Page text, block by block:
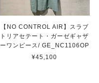
【NO CONTROL AIR】スラブ
トリアセテート・ガーゼギャザ
ーワンピース/ GE_NC1106OP
¥45,100